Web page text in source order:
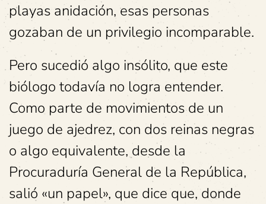
playas anidación, esas personas
gozaban de un privilegio incomparable.
Pero sucedió algo insólito, que este
biólogo todavía no logra entender.
Como parte de movimientos de un
juego de ajedrez, con dos reinas negras
o algo equivalente, desde la
Procuraduría General de la República,
salió «un papel», que dice que, donde